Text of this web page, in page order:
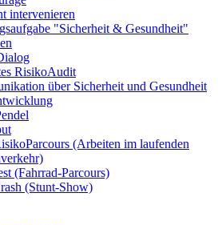
intervenieren
"Sicherheit & Gesundheit"
RisikoAudit
über Sicherheit und Gesundheit
(Arbeiten im laufenden
(Fahrrad-Parcours)
(Stunt-Show)